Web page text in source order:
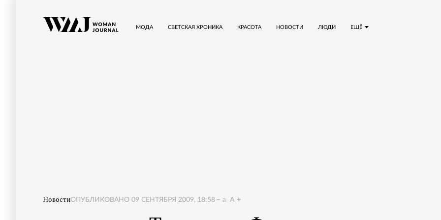
ЕЩЁ
МОДА СВЕТСКАЯ ХРОНИКА КРАСОТА НОВОСТИ ЛЮДИ
НовостиОПУБЛИКОВАНО 09 СЕНТЯБРЯ 2009, 18:58 a A